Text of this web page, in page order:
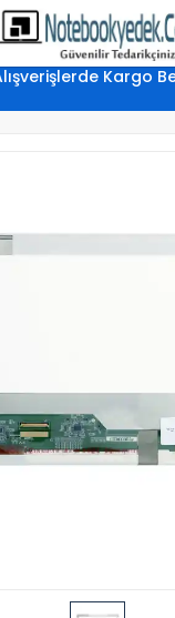
Kargo